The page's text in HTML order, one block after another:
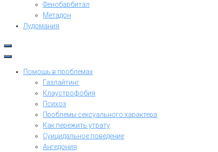
Фенобарбитал
Метадон
Лудомания
Помощь в проблемах
Газлайтинг
Клаустрофобия
Психоз
Проблемы сексуального характера
Как пережить утрату
Суицидальное поведение
Ангедония